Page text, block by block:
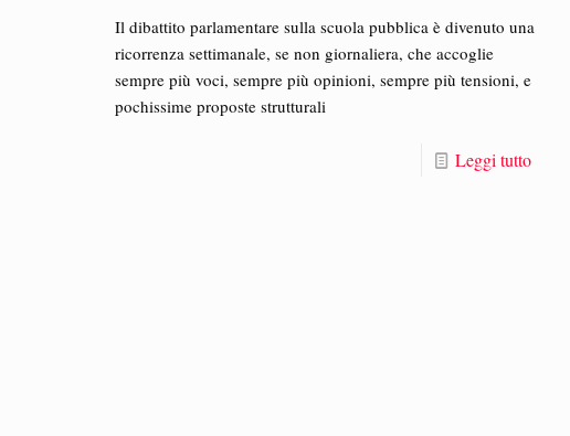
Il dibattito parlamentare sulla scuola pubblica è divenuto una
ricorrenza settimanale, se non giornaliera, che accoglie
sempre più voci, sempre più opinioni, sempre più tensioni, e
pochissime proposte strutturali
Leggi tutto